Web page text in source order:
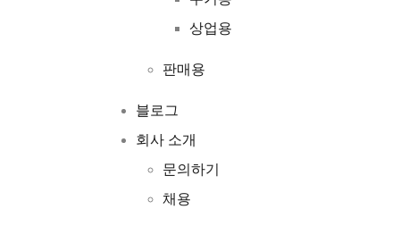
상업용
판매용
블로그
회사 소개
문의하기
채용